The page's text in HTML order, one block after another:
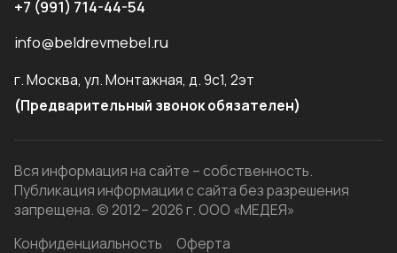
+7 (991) 714-44-54
info@beldrevmebel.ru
г. Москва, ул. Монтажная, д. 9с1, 2эт
(Предварительный звонок обязателен)
Вся информация на сайте – собственность.
Публикация информации с сайта без разрешения
запрещена. © 2012– 2026 г. ООО «МЕДЕЯ»
Конфиденциальность
Оферта